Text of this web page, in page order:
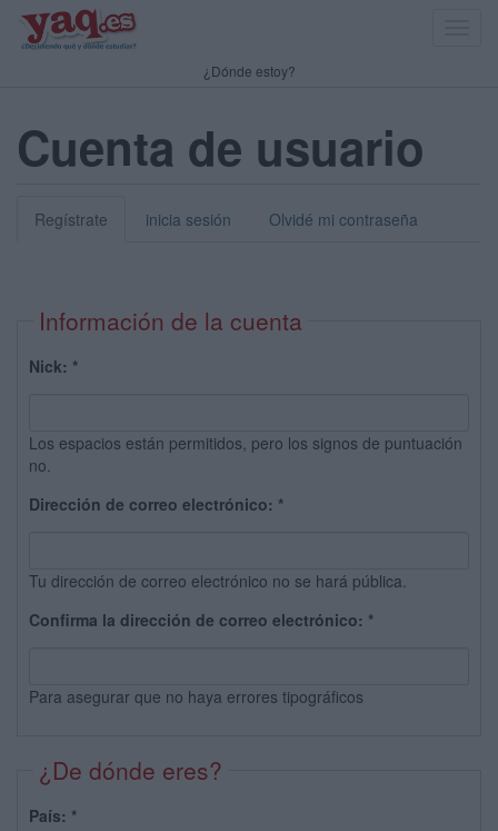
¿Dónde estoy?
Cuenta de usuario
Regístrate inicia sesión Olvidé mi contraseña
Información de la cuenta
Nick: *
Los espacios están permitidos, pero los signos de puntuación
no.
Dirección de correo electrónico: *
Tu dirección de correo electrónico no se hará pública.
Confirma la dirección de correo electrónico: *
Para asegurar que no haya errores tipográficos
¿De dónde eres?
País: *